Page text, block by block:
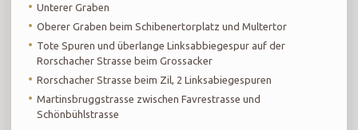
Unterer Graben
Oberer Graben beim Schibenertorplatz und Multertor
Tote Spuren und überlange Linksabbiegespur auf der
Rorschacher Strasse beim Grossacker
Rorschacher Strasse beim Zil, 2 Linksabiegespuren
Martinsbruggstrasse zwischen Favrestrasse und
Schönbühlstrasse